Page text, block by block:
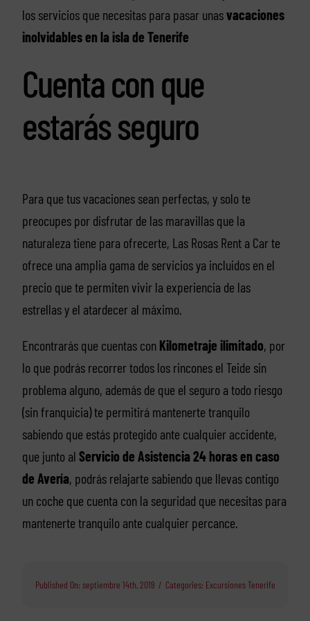
los servicios que necesitas para pasar unasvacaciones
inolvidables en la isla de Tenerife
Cuenta con que
estarás seguro
Para que tus vacaciones sean perfectas, y solo te
preocupes por disfrutar de las maravillas que la
naturaleza tiene para ofrecerte, Las Rosas Rent a Car te
ofrece una amplia gama de servicios ya incluidos en el
precio que te permiten vivir la experiencia de las
estrellas y el atardecer al máximo.
Encontrarás que cuentas con Kilometraje ilimitado, por
lo que podrás recorrer todos los rincones el Teide sin
problema alguno, además de que el seguro a todo riesgo
(sin franquicia) te permitirá mantenerte tranquilo
sabiendo que estás protegido ante cualquier accidente,
que junto al Servicio de Asistencia 24 horas en caso
de Avería, podrás relajarte sabiendo que llevas contigo
un coche que cuenta con la seguridad que necesitas para
mantenerte tranquilo ante cualquier percance.
Published On: septiembre 14th, 2019 / Categories: Excursiones Tenerife